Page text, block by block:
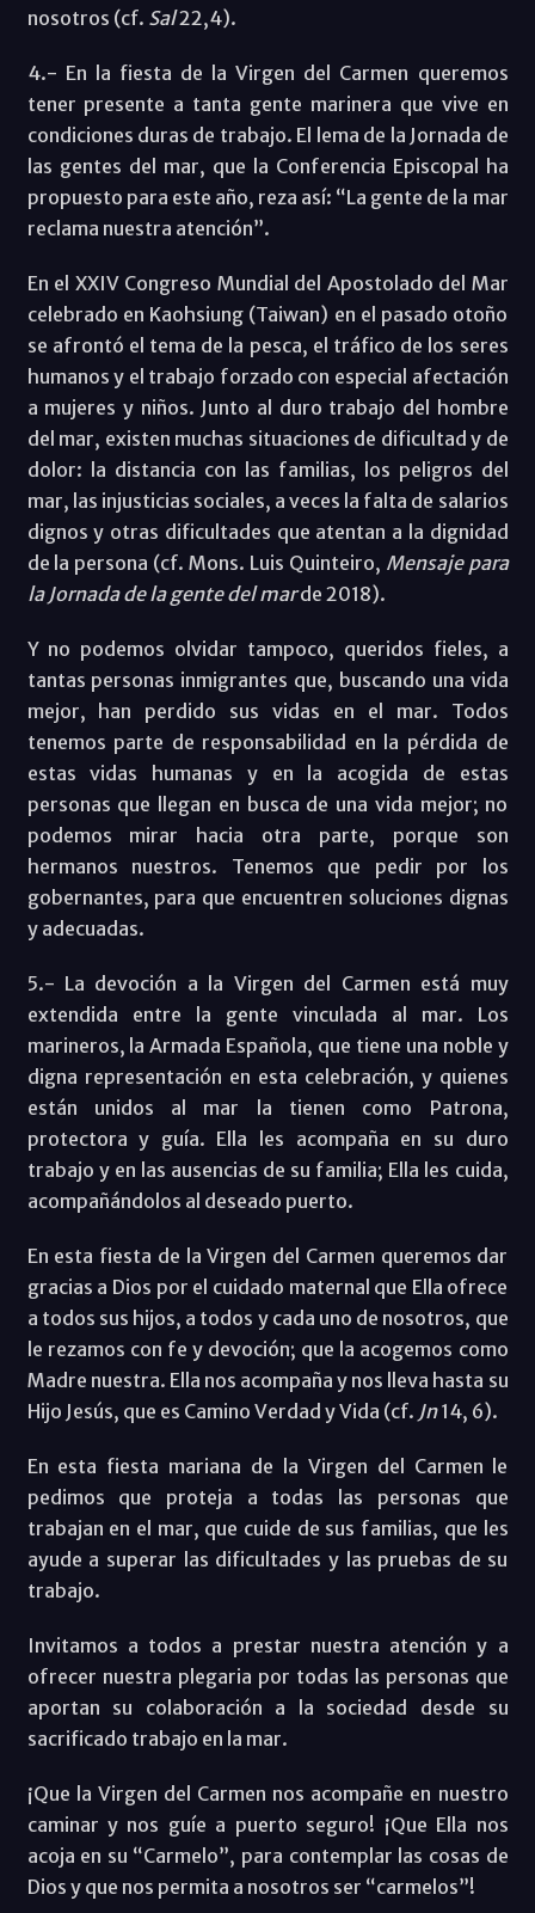
nosotros (cf. Sal22,4).
4.- En la fiesta de la Virgen del Carmen queremos
tener presente a tanta gente marinera que vive en
condiciones duras de trabajo. El lema de la Jornada de
las gentes del mar, que la Conferencia Episcopal ha
propuesto para este año, reza así: “La gente de la mar
reclama nuestra atención”.
En el XXIV Congreso Mundial del Apostolado del Mar
celebrado en Kaohsiung (Taiwan) en el pasado otoño
se afrontó el tema de la pesca, el tráfico de los seres
humanos y el trabajo forzado con especial afectación
a mujeres y niños. Junto al duro trabajo del hombre
del mar, existen muchas situaciones de dificultad y de
dolor: la distancia con las familias, los peligros del
mar, las injusticias sociales, a veces la falta de salarios
dignos y otras dificultades que atentan a la dignidad
de la persona (cf. Mons. Luis Quinteiro, Mensaje para
la Jornada de la gente del marde 2018).
Y no podemos olvidar tampoco, queridos fieles, a
tantas personas inmigrantes que, buscando una vida
mejor, han perdido sus vidas en el mar. Todos
tenemos parte de responsabilidad en la pérdida de
estas vidas humanas y en la acogida de estas
personas que llegan en busca de una vida mejor; no
podemos mirar hacia otra parte, porque son
hermanos nuestros. Tenemos que pedir por los
gobernantes, para que encuentren soluciones dignas
y adecuadas.
5.- La devoción a la Virgen del Carmen está muy
extendida entre la gente vinculada al mar. Los
marineros, la Armada Española, que tiene una noble y
digna representación en esta celebración, y quienes
están unidos al mar la tienen como Patrona,
protectora y guía. Ella les acompaña en su duro
trabajo y en las ausencias de su familia; Ella les cuida,
acompañándolos al deseado puerto.
En esta fiesta de la Virgen del Carmen queremos dar
gracias a Dios por el cuidado maternal que Ella ofrece
a todos sus hijos, a todos y cada uno de nosotros, que
le rezamos con fe y devoción; que la acogemos como
Madre nuestra. Ella nos acompaña y nos lleva hasta su
Hijo Jesús, que es Camino Verdad y Vida (cf. Jn14, 6).
En esta fiesta mariana de la Virgen del Carmen le
pedimos que proteja a todas las personas que
trabajan en el mar, que cuide de sus familias, que les
ayude a superar las dificultades y las pruebas de su
trabajo.
Invitamos a todos a prestar nuestra atención y a
ofrecer nuestra plegaria por todas las personas que
aportan su colaboración a la sociedad desde su
sacrificado trabajo en la mar.
¡Que la Virgen del Carmen nos acompañe en nuestro
caminar y nos guíe a puerto seguro! ¡Que Ella nos
acoja en su “Carmelo”, para contemplar las cosas de
Dios y que nos permita a nosotros ser “carmelos”!